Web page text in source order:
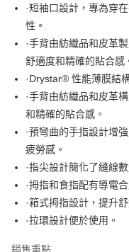
上海商業儲蓄銀行
國泰世華商業銀行
臺灣中小企業銀行
匯豐（台灣）商業銀行
聯邦商業銀行
元大商業銀行
玉山商業銀行
台新國際商業銀行
台灣樂天信用卡公司
LINE Pay
Apple Pay
街口支付
Google Pay
大哥付你分期
相關說明
【大哥付你分期使用說明】
1.本服務由台灣大哥大提供
2.付款方式選擇「大哥付你
AFTEE先享後付
相關說明
【關於「AFTEE先享後付」】
·短袖口設計，專為穿
性。
·手背由紡織品和皮革
舒適度和精確的貼合感
·Drystar® 性能薄膜結
·手背由紡織品和皮革
和精確的貼合感。
·預彎曲的手指設計增
疲勞感。
·指尖設計簡化了縫線
·拇指和食指配有導電
·箱式拇指設計，提升舒
·拉環設計便於使用。
銷售重點